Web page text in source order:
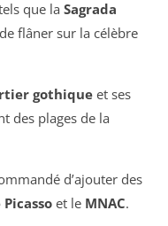
que la Sagrada
flâner sur la célèbre
gothiqueet ses
des plages de la
d’ajouter des
et le MNAC.